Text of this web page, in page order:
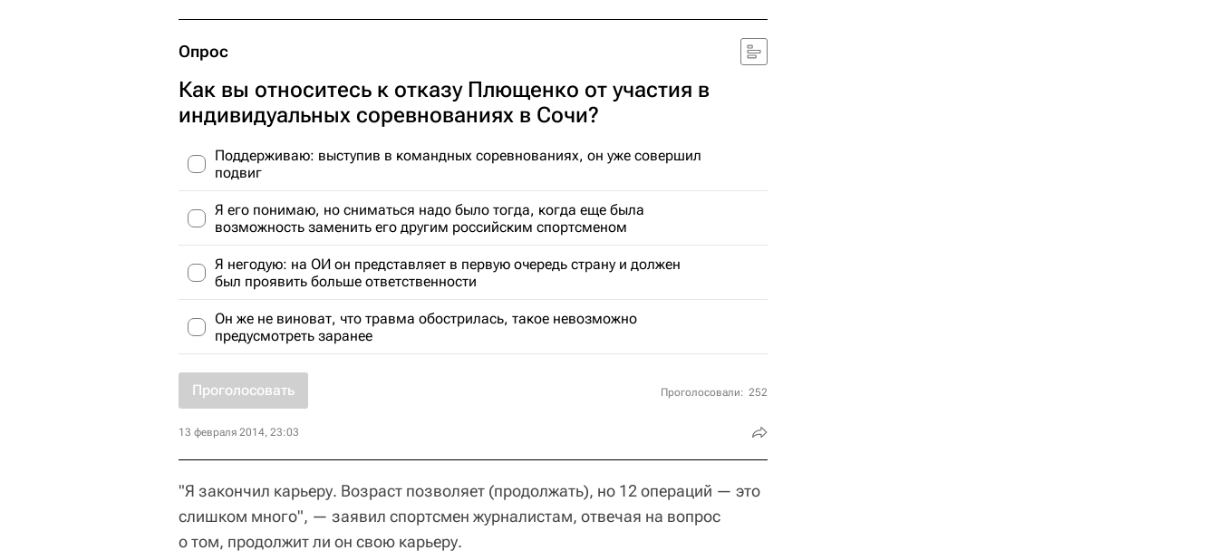
Опрос
Как вы относитесь к отказу Плющенко от участия в
индивидуальных соревнованиях в Сочи?
Поддерживаю: выступив в командных соревнованиях, он уже совершил
подвиг
Я его понимаю, но сниматься надо было тогда, когда еще была
возможность заменить его другим российским спортсменом
Я негодую: на ОИ он представляет в первую очередь страну и должен
был проявить больше ответственности
Он же не виноват, что травма обострилась, такое невозможно
предусмотреть заранее
Проголосовать Проголосовали: 252
13 февраля 2014, 23:03
"Я закончил карьеру. Возраст позволяет (продолжать), но 12 операций — это
слишком много", — заявил спортсмен журналистам, отвечая на вопрос
о том, продолжит ли он свою карьеру.